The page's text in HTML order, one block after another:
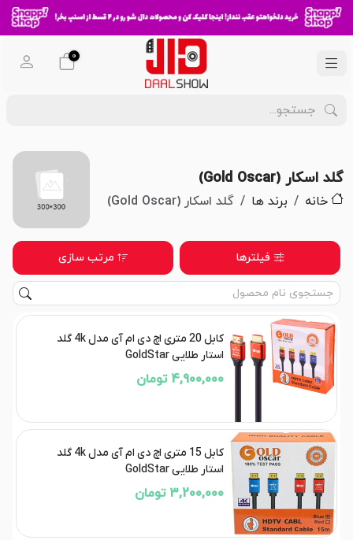
0
گلد اسکار (Gold Oscar)
خانه برند ها گلد اسکار (Gold Oscar)
فیلترها مرتب سازی
کابل 20 متری اچ دی ام آی مدل 4k گلد
استار طلایی GoldStar
4,900,000 تومان
کابل 15 متری اچ دی ام آی مدل 4k گلد
استار طلایی GoldStar
3,200,000 تومان